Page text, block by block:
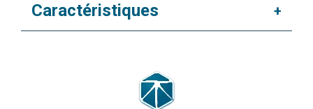
Caractéristiques +